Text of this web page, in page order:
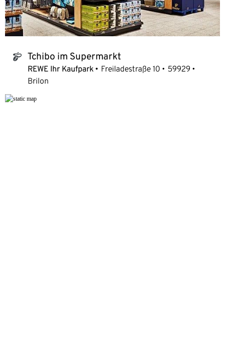
tchibo_logo Tchibo im Supermarkt
REWE Ihr Kaufpark Freiladestraße 10
59929
Brilon